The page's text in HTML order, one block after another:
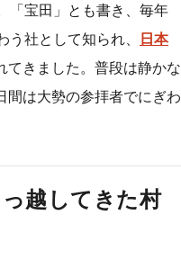
「宝田」とも書き、毎年
う社として知られ、
日本
てきました。普段は静かな
間は大勢の参拝者でにぎわ
越してきた村